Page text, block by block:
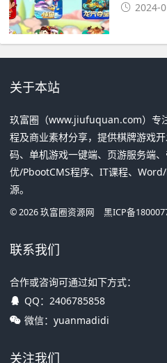
2024-
关于本站
玖富圈（www.jiufuquan.com）专
程及商业素材分享，提供棋牌游戏
码、单机游戏一键端、页游服务端
优/PbootCMS程序、IT课程、
源。
©2026玖富圈资源网 黑ICP备
联系我们
合作或咨询可通过如下方式：
QQ： 2406785858
微信：yuanmadidi
关注我们